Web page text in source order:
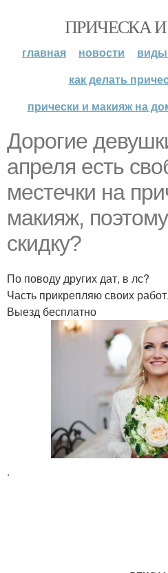
ПРИЧЕСКА
главная новости
виды
как делать
прически и макияж на
Дорогие
апреля есть
местечки на
макияж,
скидку?
По поводу других дат, в лс?
Часть прикрепляю своих работ.
Выезд бесплатно
.